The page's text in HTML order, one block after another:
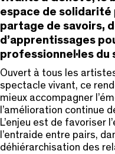
espace de solidarité
partage de savoirs,
d’apprentissages
professionnel·les
Ouvert à tous les
spectacle vivant, ce
mieux accompagner
l’amélioration continue
L’enjeu est de favoriser
l’entraide entre pairs,
déhiérarchisation des